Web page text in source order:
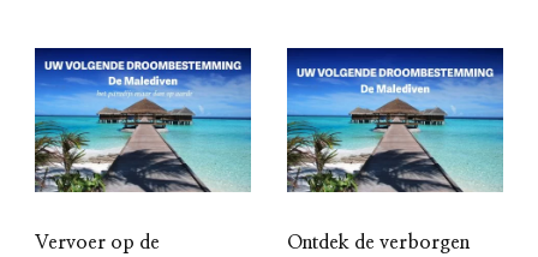
Vervoer op de
Ontdek de verborgen